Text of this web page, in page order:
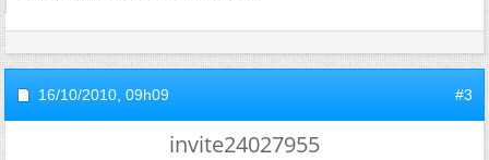
16/10/2010, 09h09 #3
invite24027955